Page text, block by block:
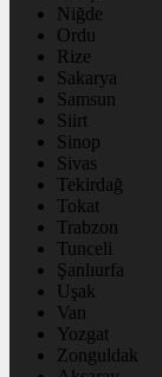
Niğde
Ordu
Rize
Sakarya
Samsun
Siirt
Sinop
Sivas
Tekirdağ
Tokat
Trabzon
Tunceli
Şanlıurfa
Uşak
Van
Yozgat
Zonguldak